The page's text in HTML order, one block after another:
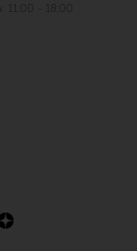
11:00 - 18:00